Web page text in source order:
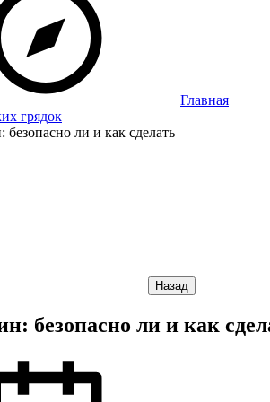
Главная
грядок
ли и как сделать
Назад
безопасно ли и как